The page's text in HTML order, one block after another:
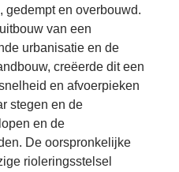
gedempt en overbouwd.
van een
urbanisatie en de
creëerde dit een
en afvoerpieken
stegen en de
en de
De oorspronkelijke
rioleringsstelsel